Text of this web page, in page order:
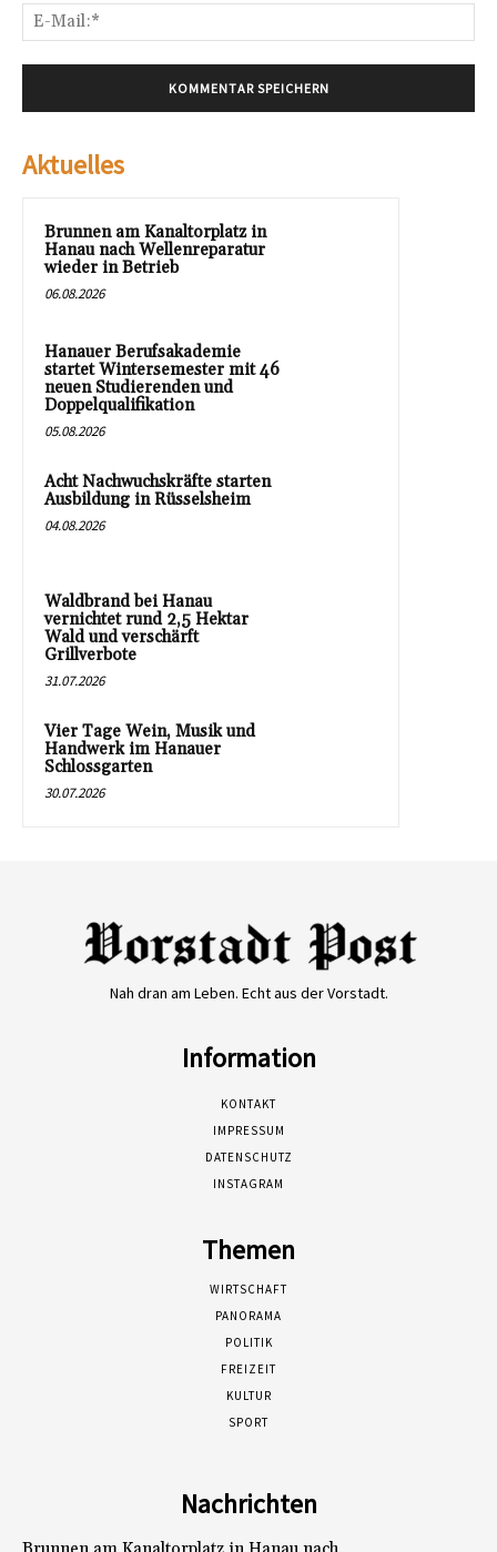
Aktuelles
Brunnen am Kanaltorplatz in
Hanau nach Wellenreparatur
wieder in Betrieb
06.08.2026
Hanauer Berufsakademie
startet Wintersemester mit 46
neuen Studierenden und
Doppelqualifikation
05.08.2026
Acht Nachwuchskräfte starten
Ausbildung in Rüsselsheim
04.08.2026
Waldbrand bei Hanau
vernichtet rund 2,5 Hektar
Wald und verschärft
Grillverbote
31.07.2026
Vier Tage Wein, Musik und
Handwerk im Hanauer
Schlossgarten
30.07.2026
Nah dran am Leben. Echt aus der Vorstadt.
Information
KONTAKT
IMPRESSUM
DATENSCHUTZ
INSTAGRAM
Themen
WIRTSCHAFT
PANORAMA
POLITIK
FREIZEIT
KULTUR
SPORT
Nachrichten